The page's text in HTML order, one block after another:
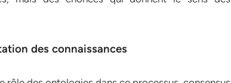
des connaissances